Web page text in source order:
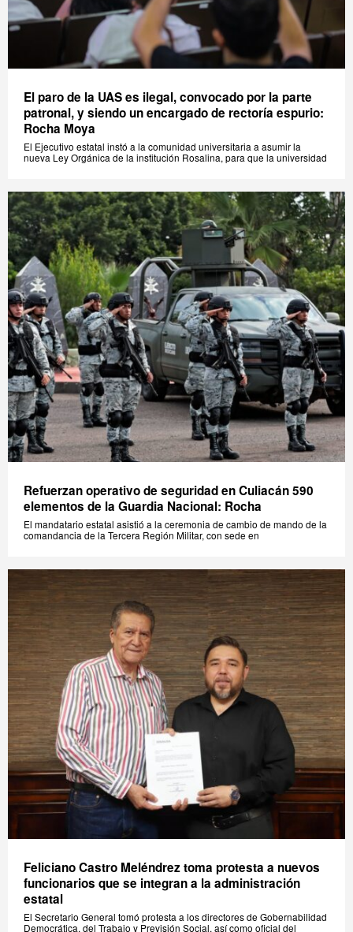
El paro de la UAS es ilegal, convocado por la parte
patronal, y siendo un encargado de rectoría espurio:
Rocha Moya
El Ejecutivo estatal instó a la comunidad universitaria a asumir la
nueva Ley Orgánica de la institución Rosalina, para que la universidad
Refuerzan operativo de seguridad en Culiacán 590
elementos de la Guardia Nacional: Rocha
El mandatario estatal asistió a la ceremonia de cambio de mando de la
comandancia de la Tercera Región Militar, con sede en
Feliciano Castro Meléndrez toma protesta a nuevos
funcionarios que se integran a la administración
estatal
El Secretario General tomó protesta a los directores de Gobernabilidad
Democrática, del Trabajo y Previsión Social, así como oficial del